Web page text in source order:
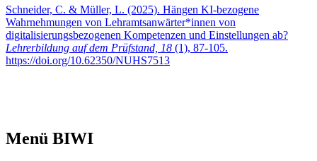
Schneider, C. & Müller, L. (2025). Hängen KI-bezogene
Wahrnehmungen von Lehramtsanwärter*innen von
digitalisierungsbezogenen Kompetenzen und Einstellungen ab?
Lehrerbildung auf dem Prüfstand, 18 (1), 87-105.
https://doi.org/10.62350/NUHS7513
Menü BIWI